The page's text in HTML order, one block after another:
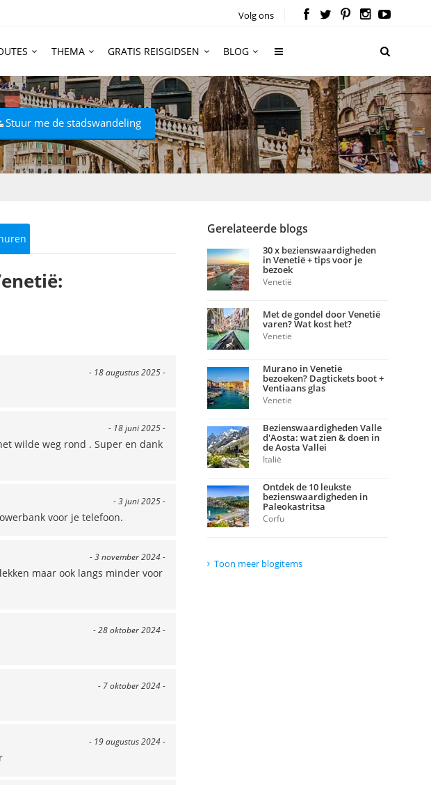
Volg ons
THEMA GRATIS REISGIDSEN BLOG
Stuur me de stadswandeling
- 18 augustus 2025 -
- 18 juni 2025 -
wilde weg rond . Super en dank
- 3 juni 2025 -
voor je telefoon.
- 3 november 2024 -
maar ook langs minder voor
- 28 oktober 2024 -
- 7 oktober 2024 -
- 19 augustus 2024 -
Gerelateerde blogs
30 x bezienswaardigheden
in Venetië + tips voor je
bezoek
Venetië
Met de gondel door Venetië
varen? Wat kost het?
Venetië
Murano in Venetië
bezoeken? Dagtickets boot +
Ventiaans glas
Venetië
Bezienswaardigheden Valle
d'Aosta: wat zien & doen in
de Aosta Vallei
Italië
Ontdek de 10 leukste
bezienswaardigheden in
Paleokastritsa
Corfu
Toon meer blogitems